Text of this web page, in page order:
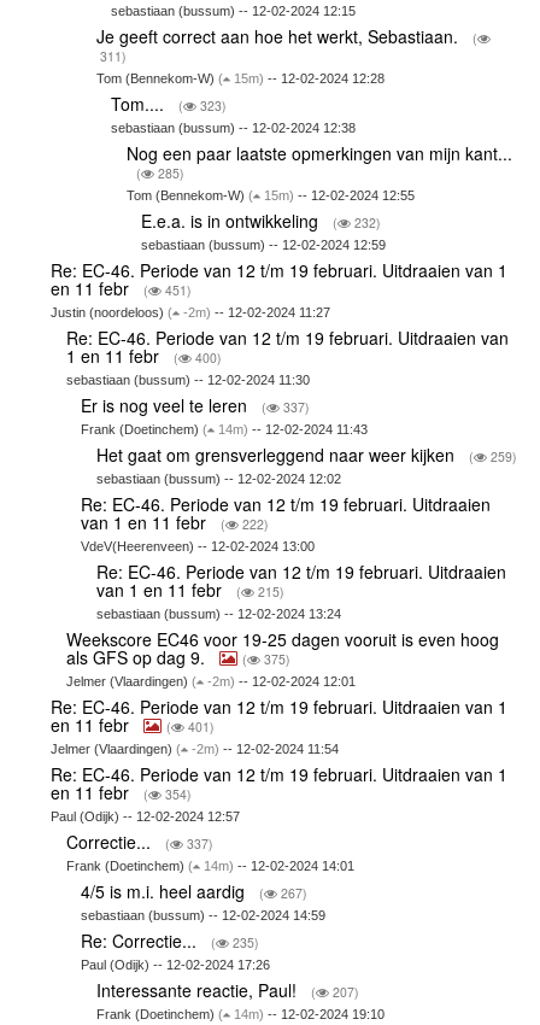
sebastiaan (bussum) -- 12-02-2024 12:15
Je geeft correct aan hoe het werkt, Sebastiaan.
(
311)
Tom (Bennekom-W) ( 15m) -- 12-02-2024 12:28
Tom.... ( 323)
sebastiaan (bussum) -- 12-02-2024 12:38
Nog een paar laatste opmerkingen van mijn kant...
( 285)
Tom (Bennekom-W) ( 15m) -- 12-02-2024 12:55
E.e.a. is in ontwikkeling ( 232)
sebastiaan (bussum) -- 12-02-2024 12:59
Re: EC-46. Periode van 12 t/m 19 februari. Uitdraaien van 1
en 11 febr ( 451)
Justin (noordeloos)( -2m) -- 12-02-2024 11:27
Re: EC-46. Periode van 12 t/m 19 februari. Uitdraaien van
1 en 11 febr ( 400)
sebastiaan (bussum) -- 12-02-2024 11:30
Er is nog veel te leren ( 337)
Frank (Doetinchem)( 14m) -- 12-02-2024 11:43
Het gaat om grensverleggend naar weer kijken ( 259)
sebastiaan (bussum) -- 12-02-2024 12:02
Re: EC-46. Periode van 12 t/m 19 februari. Uitdraaien
van 1 en 11 febr ( 222)
VdeV(Heerenveen) -- 12-02-2024 13:00
Re: EC-46. Periode van 12 t/m 19 februari. Uitdraaien
van 1 en 11 febr ( 215)
sebastiaan (bussum) -- 12-02-2024 13:24
Weekscore EC46 voor 19-25 dagen vooruit is even hoog
als GFS op dag 9. ( 375)
Jelmer (Vlaardingen) ( -2m) -- 12-02-2024 12:01
Re: EC-46. Periode van 12 t/m 19 februari. Uitdraaien van 1
en 11 febr ( 401)
Jelmer (Vlaardingen)( -2m) -- 12-02-2024 11:54
Re: EC-46. Periode van 12 t/m 19 februari. Uitdraaien van 1
en 11 febr ( 354)
Paul (Odijk) -- 12-02-2024 12:57
Correctie... ( 337)
Frank (Doetinchem) ( 14m) -- 12-02-2024 14:01
4/5 is m.i. heel aardig ( 267)
sebastiaan (bussum) -- 12-02-2024 14:59
Re: Correctie... ( 235)
Paul (Odijk) -- 12-02-2024 17:26
Interessante reactie, Paul! ( 207)
Frank (Doetinchem) ( 14m) -- 12-02-2024 19:10